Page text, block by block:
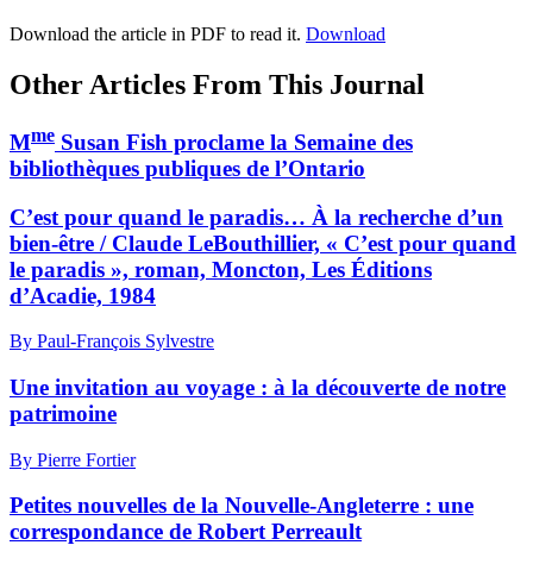
Download the article in PDF to read it. Download
Other Articles From This Journal
Mme Susan Fish proclame la Semaine des
bibliothèques publiques de l’Ontario
C’est pour quand le paradis… À la recherche d’un
bien-être / Claude LeBouthillier, « C’est pour quand
le paradis », roman, Moncton, Les Éditions
d’Acadie, 1984
By Paul-François Sylvestre
Une invitation au voyage : à la découverte de notre
patrimoine
By Pierre Fortier
Petites nouvelles de la Nouvelle-Angleterre : une
correspondance de Robert Perreault